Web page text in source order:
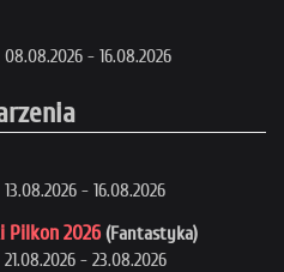
08.08.2026 - 16.08.2026
13.08.2026 - 16.08.2026
Pilkon 2026 (Fantastyka)
21.08.2026 - 23.08.2026